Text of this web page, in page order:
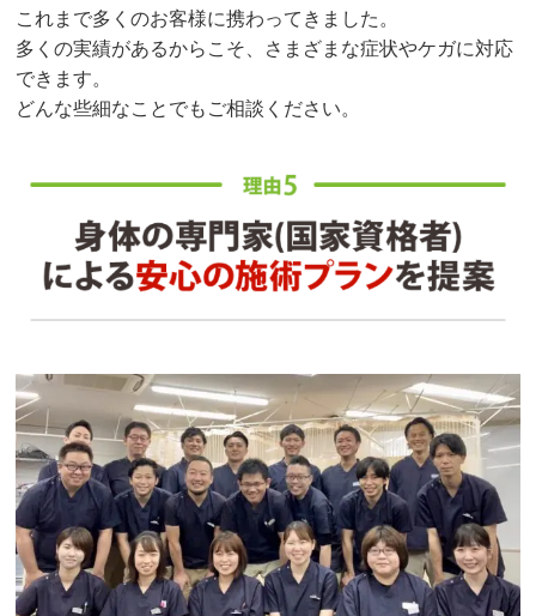
これまで多くのお客様に携わってきました。
多くの実績があるからこそ、さまざまな症状やケガに対応
できます。
どんな些細なことでもご相談ください。